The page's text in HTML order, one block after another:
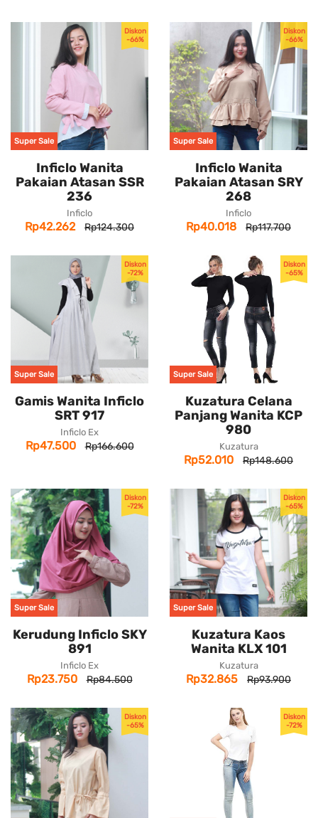
Diskon
-66%
Super Sale
Inficlo Wanita
Pakaian Atasan SSR
236
Inficlo
Rp42.262 Rp124.300
Diskon
-66%
Super Sale
Inficlo Wanita
Pakaian Atasan SRY
268
Inficlo
Rp40.018 Rp117.700
Diskon
-72%
Super Sale
Gamis Wanita Inficlo
SRT 917
Inficlo Ex
Rp47.500 Rp166.600
Diskon
-65%
Super Sale
Kuzatura Celana
Panjang Wanita KCP
980
Kuzatura
Rp52.010 Rp148.600
Diskon
-72%
Super Sale
Kerudung Inficlo SKY
891
Inficlo Ex
Rp23.750 Rp84.500
Diskon
-65%
Super Sale
Kuzatura Kaos
Wanita KLX 101
Kuzatura
Rp32.865 Rp93.900
Diskon
-65%
Diskon
-72%